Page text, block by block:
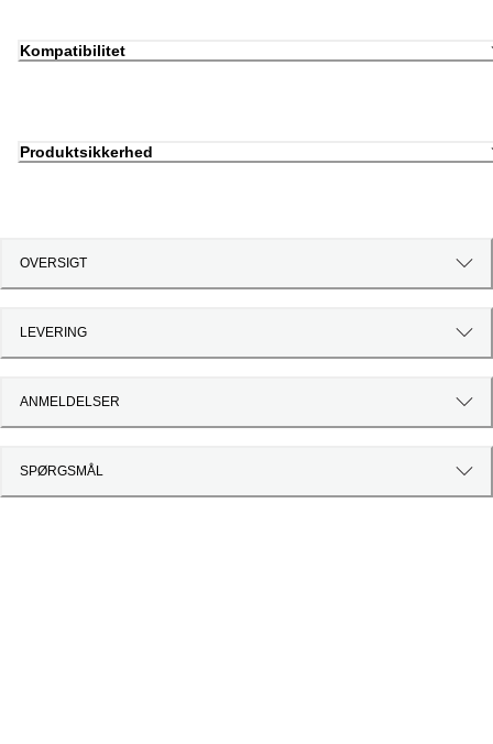
Kompatibilitet
Produktsikkerhed
OVERSIGT
LEVERING
ANMELDELSER
SPØRGSMÅL